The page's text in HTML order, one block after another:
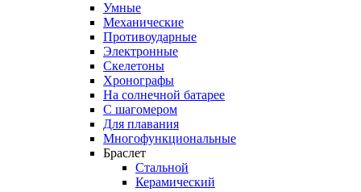
Умные
Механические
Противоударные
Электронные
Скелетоны
Хронографы
На солнечной батарее
С шагомером
Для плавания
Многофункциональные
Браслет
Стальной
Керамический